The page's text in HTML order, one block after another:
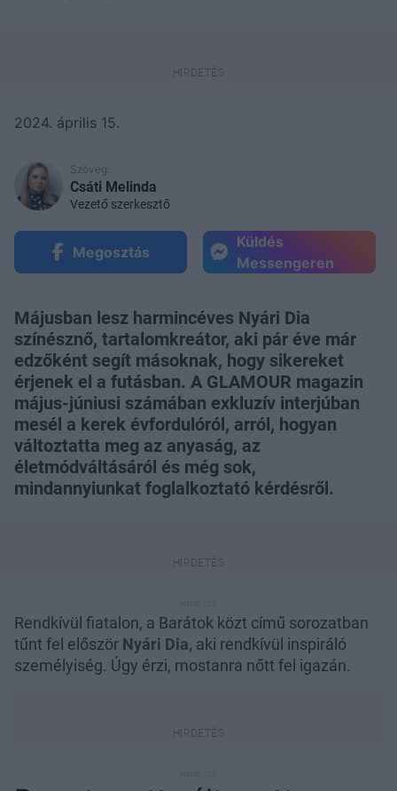
2024. április 15.
Szöveg:
Csáti Melinda
Vezető szerkesztő
Megosztás
Küldés
Messengeren
Májusban lesz harmincéves Nyári Dia
színésznő, tartalomkreátor, aki pár éve már
edzőként segít másoknak, hogy sikereket
érjenek el a futásban. A GLAMOUR magazin
május-júniusi számában exkluzív interjúban
mesél a kerek évfordulóról, arról, hogyan
változtatta meg az anyaság, az
életmódváltásáról és még sok,
mindannyiunkat foglalkoztató kérdésről.
Rendkívül fiatalon, a Barátok közt című sorozatban
tűnt fel először Nyári Dia, aki rendkívül inspiráló
személyiség. Úgy érzi, mostanra nőtt fel igazán.